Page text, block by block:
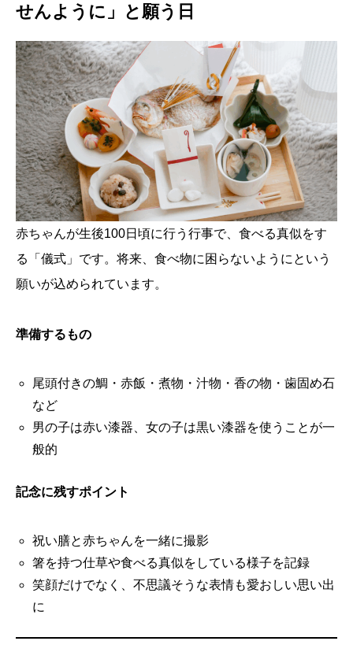
せんように」と願う日
赤ちゃんが生後100日頃に行う行事で、食べる真似をす
る「儀式」です。将来、食べ物に困らないようにという
願いが込められています。
準備するもの
尾頭付きの鯛・赤飯・煮物・汁物・香の物・歯固め石
など
男の子は赤い漆器、女の子は黒い漆器を使うことが一
般的
記念に残すポイント
祝い膳と赤ちゃんを一緒に撮影
箸を持つ仕草や食べる真似をしている様子を記録
笑顔だけでなく、不思議そうな表情も愛おしい思い出
に